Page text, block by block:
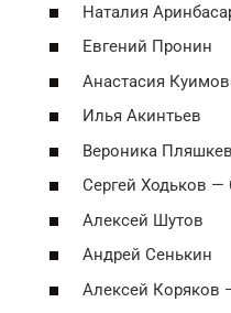
Наталия
Евгений Пронин
Анастасия
Илья Акинтьев
Вероника
Сергей Ходьков —
Алексей Шутов
Андрей Сенькин
Алексей Коряков